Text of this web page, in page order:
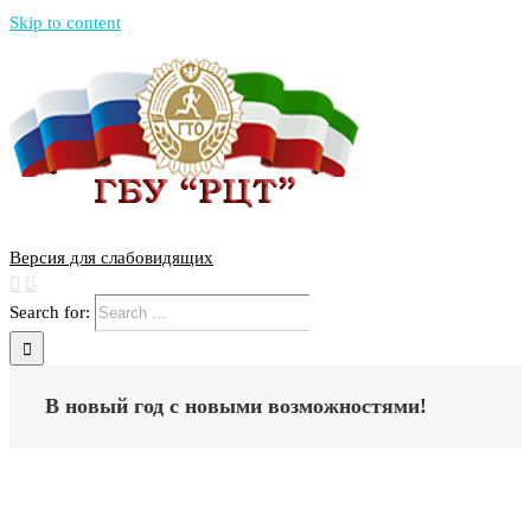
Skip to content
Версия для слабовидящих
Search for:
В новый год с новыми возможностями!